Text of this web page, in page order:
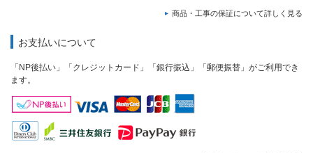
商品・工事の保証について詳しく見る
お支払いについて
「NP後払い」「クレジットカード」「銀行振込」「郵便振替」がご利用でき
ます。